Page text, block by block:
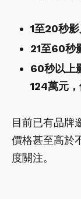
1至20秒影
21至60秒
60秒以上
124萬元，
目前已有品牌
價格甚至高於
度關注。